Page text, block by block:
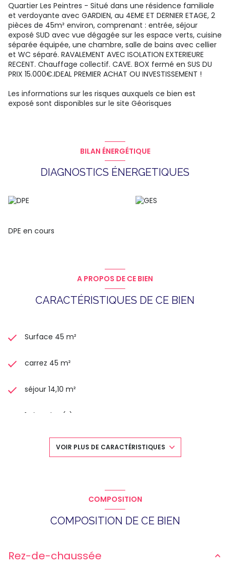
Quartier Les Peintres - Situé dans une résidence familiale
et verdoyante avec GARDIEN, au 4EME ET DERNIER ETAGE, 2
pièces de 45m² environ, comprenant : entrée, séjour
exposé SUD avec vue dégagée sur les espace verts, cuisine
séparée équipée, une chambre, salle de bains avec cellier
et WC séparé. RAVALEMENT AVEC ISOLATION EXTERIEURE
RECENT. Chauffage collectif. CAVE. BOX fermé en SUS DU
PRIX 15.000€.IDEAL PREMIER ACHAT OU INVESTISSEMENT !
Les informations sur les risques auxquels ce bien est
exposé sont disponibles sur le site Géorisques
BILAN ÉNERGÉTIQUE
DIAGNOSTICS ÉNERGETIQUES
DPE en cours
A PROPOS DE CE BIEN
CARACTÉRISTIQUES DE CE BIEN
Surface 45 m²
carrez 45 m²
séjour 14,10 m²
1 chambre(s)
1 salle(s) de bain
cuisine séparée (équipée)
Chauffage collectif : radiateur (gaz de ville)
VOIR PLUS DE CARACTÉRISTIQUES
COMPOSITION
COMPOSITION DE CE BIEN
Rez-de-chaussée